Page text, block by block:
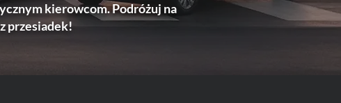
kierowcom. Podróżuj na
przesiadek!